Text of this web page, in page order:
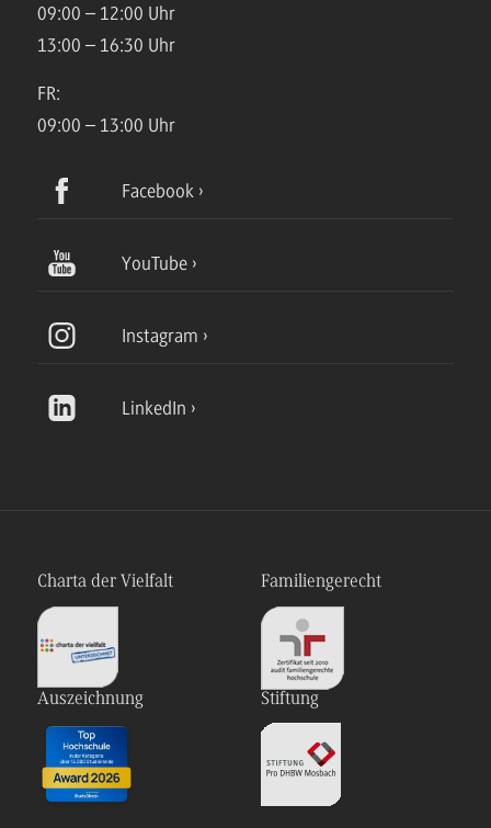
09:00 – 12:00 Uhr
13:00 – 16:30 Uhr
FR:
09:00 – 13:00 Uhr
Facebook
YouTube
Instagram
LinkedIn
Charta der Vielfalt Familiengerecht
Auszeichnung Stiftung